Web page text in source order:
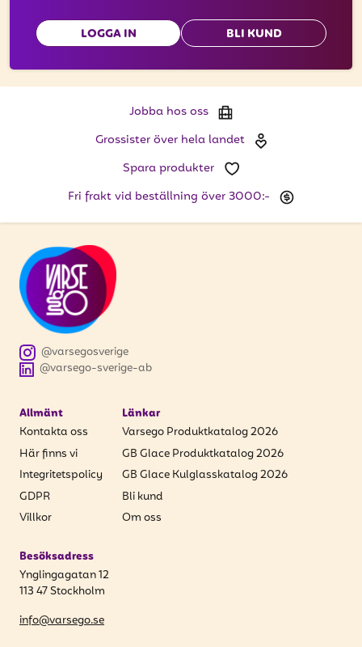
LOGGA IN BLI KUND
Jobba hos oss
Grossister över hela landet
Spara produkter
Fri frakt vid beställning över 3000:-
@varsego-sverige-ab
@varsegosverige
Allmänt
Kontakta oss
Här finns vi
Integritetspolicy
GDPR
Villkor
Länkar
Varsego Produktkatalog 2026
GB Glace Produktkatalog 2026
GB Glace Kulglasskatalog 2026
Bli kund
Om oss
Besöksadress
Ynglingagatan 12
113 47 Stockholm
info@varsego.se